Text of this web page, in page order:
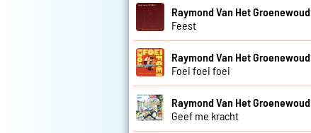
Raymond Van Het Groenewoud
Feest
Raymond Van Het Groenewoud
Foei foei foei
Raymond Van Het Groenewoud
Geef me kracht